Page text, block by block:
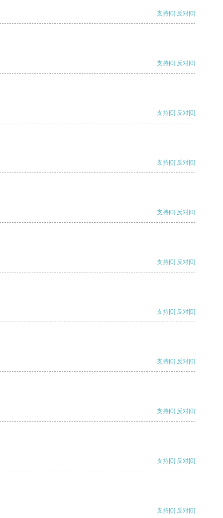
支持[0] 反对[0]
支持[0] 反对[0]
支持[0] 反对[0]
支持[0] 反对[0]
支持[0] 反对[0]
支持[0] 反对[0]
支持[0] 反对[0]
支持[0] 反对[0]
支持[0] 反对[0]
支持[0] 反对[0]
支持[0] 反对[0]